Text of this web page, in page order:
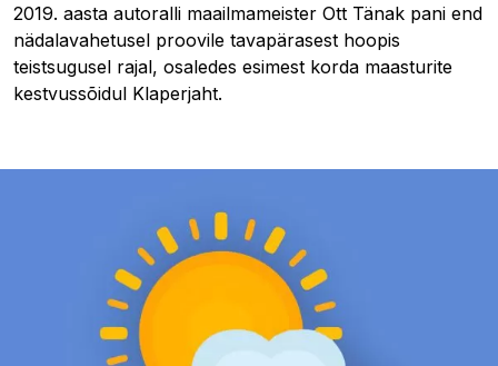
2019. aasta autoralli maailmameister Ott Tänak pani end
nädalavahetusel proovile tavapärasest hoopis
teistsugusel rajal, osaledes esimest korda maasturite
kestvussõidul Klaperjaht.